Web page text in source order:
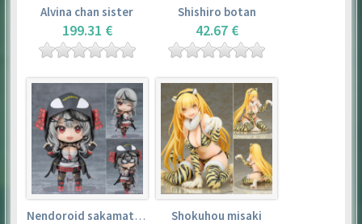
Alvina chan sister
199.31 €
Shishiro botan
42.67 €
Nendoroid sakamata chloe Shokuhou misaki